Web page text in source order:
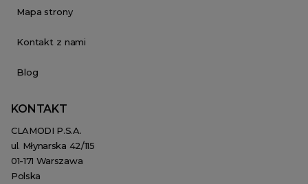
Mapa strony
Kontakt z nami
Blog
KONTAKT
CLAMODI P.S.A.
ul. Młynarska 42/115
01-171 Warszawa
Polska